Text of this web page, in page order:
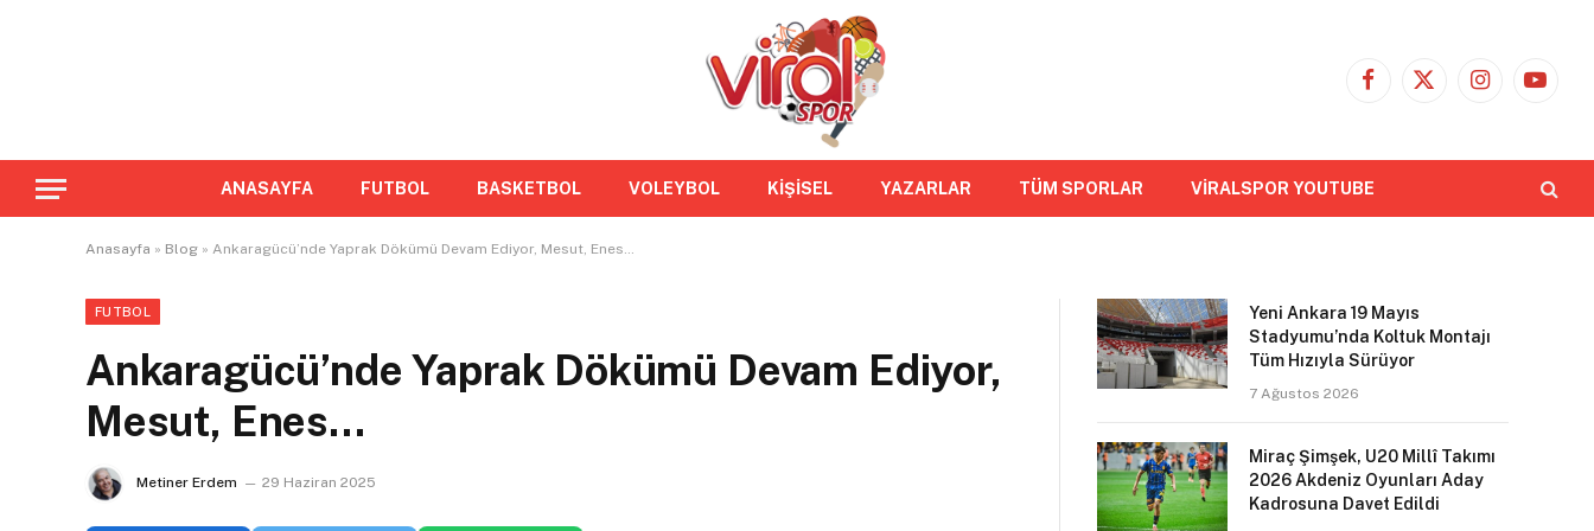
Facebook
X
Instagram
ANASAYFA FUTBOL BASKETBOL VOLEYBOL KİŞİSEL YAZARLAR TÜM SPORLAR VİRALSPOR YOUTUBE
Anasayfa » Blog » Ankaragücü’nde Yaprak Dökümü Devam Ediyor, Mesut, Enes…
FUTBOL
Ankaragücü’nde Yaprak Dökümü Devam Ediyor,
Mesut, Enes…
Metiner Erdem 29 Haziran 2025
Yeni Ankara 19 Mayıs
Stadyumu’nda Koltuk Montajı
Tüm Hızıyla Sürüyor
7 Ağustos 2026
Miraç Şimşek, U20 Millî Takımı
2026 Akdeniz Oyunları Aday
Kadrosuna Davet Edildi